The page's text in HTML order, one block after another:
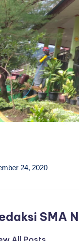
24, 2020
SMA